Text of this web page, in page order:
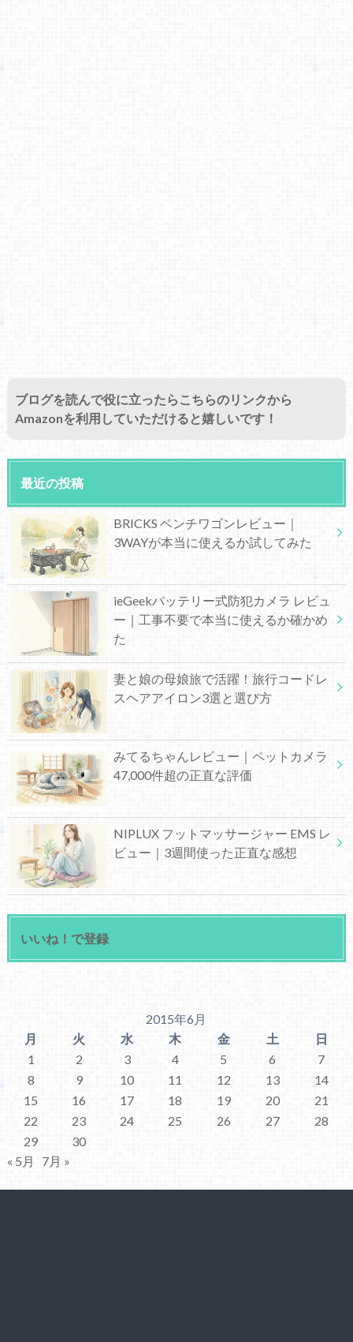
ブログを読んで役に立ったらこちらのリンクから
Amazonを利用していただけると嬉しいです！
最近の投稿
BRICKS ベンチワゴンレビュー｜
3WAYが本当に使えるか試してみた
ieGeekバッテリー式防犯カメラ レビュ
ー｜工事不要で本当に使えるか確かめ
た
妻と娘の母娘旅で活躍！旅行コードレ
スヘアアイロン3選と選び方
みてるちゃんレビュー｜ペットカメラ
47,000件超の正直な評価
NIPLUX フットマッサージャー EMS レ
ビュー｜3週間使った正直な感想
いいね！で登録
2015年6月
月
火 水 木 金 土
日
1
2 3 4 5 6
7
8
9 10 11 12 13
14
15
16 17 18 19 20
21
22
23 24 25 26 27
28
29
30
« 5月
7月 »